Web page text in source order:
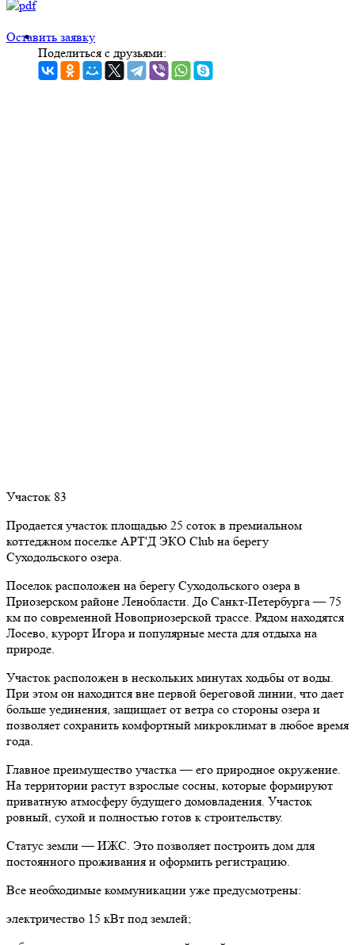
Поделиться с друзьями:
Оставить заявку
Участок 83
Продается участок площадью 25 соток в премиальном
коттеджном поселке АРТ'Д ЭКО Club на берегу
Суходольского озера.
Поселок расположен на берегу Суходольского озера в
Приозерском районе Ленобласти. До Санкт-Петербурга — 75
км по современной Новоприозерской трассе. Рядом находятся
Лосево, курорт Игора и популярные места для отдыха на
природе.
Участок расположен в нескольких минутах ходьбы от воды.
При этом он находится вне первой береговой линии, что дает
больше уединения, защищает от ветра со стороны озера и
позволяет сохранить комфортный микроклимат в любое время
года.
Главное преимущество участка — его природное окружение.
На территории растут взрослые сосны, которые формируют
приватную атмосферу будущего домовладения. Участок
ровный, сухой и полностью готов к строительству.
Статус земли — ИЖС. Это позволяет построить дом для
постоянного проживания и оформить регистрацию.
Все необходимые коммуникации уже предусмотрены:
электричество 15 кВт под землей;